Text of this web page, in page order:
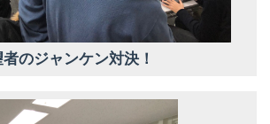
のジャンケン対決！